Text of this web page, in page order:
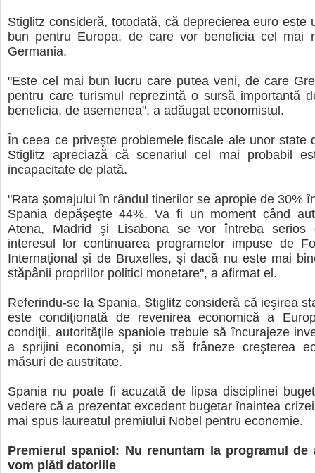
Stiglitz consideră, totodată, că deprecierea euro este
bun pentru Europa, de care vor beneficia cel mai
Germania.
"Este cel mai bun lucru care putea veni, de care
pentru care turismul reprezintă o sursă importantă
beneficia, de asemenea", a adăugat economistul.
În ceea ce priveşte problemele fiscale ale unor state
Stiglitz apreciază că scenariul cel mai probabil
incapacitate de plată.
"Rata şomajului în rândul tinerilor se apropie de 30%
Spania depăşeşte 44%. Va fi un moment când
Atena, Madrid şi Lisabona se vor întreba serios
interesul lor continuarea programelor impuse de
Internaţional şi de Bruxelles, şi dacă nu este mai
stăpânii propriilor politici monetare", a afirmat el.
Referindu-se la Spania, Stiglitz consideră că ieşirea
este condiţionată de revenirea economică a
condiţii, autorităţile spaniole trebuie să încurajeze
a sprijini economia, şi nu să frâneze creşterea
măsuri de austritate.
Spania nu poate fi acuzată de lipsa disciplinei
vedere că a prezentat excedent bugetar înaintea
mai spus laureatul premiului Nobel pentru economie.
Premierul spaniol: Nu renuntam la programul de
vom plăti datoriile